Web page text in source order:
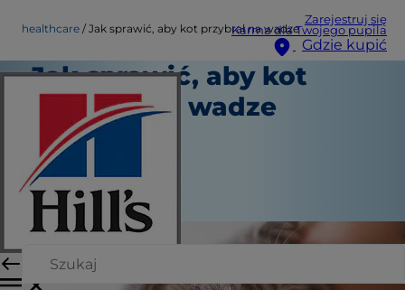
Zarejestruj się
Karma dla Twojego pupila
Gdzie kupić
healthcare Jak sprawić, aby kot przybrał na wadze
Jak sprawić, aby kot
przybrał na wadze
Opieka zdrowotna
Dr. Sarah Wooten
|
Listopad 29, 2021